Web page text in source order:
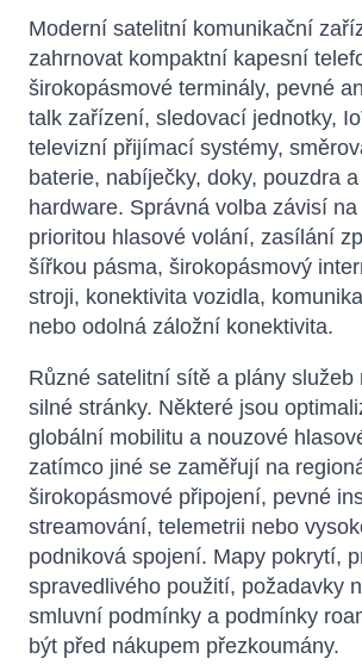
Moderní satelitní komunikační
zahrnovat kompaktní kapesní
širokopásmové terminály, pevné
talk zařízení, sledovací jednotky,
televizní přijímací systémy,
baterie, nabíječky, doky, pouzdra
hardware. Správná volba závisí
prioritou hlasové volání, zasílání
šířkou pásma, širokopásmový
stroji, konektivita vozidla,
nebo odolná záložní konektivita.
Různé satelitní sítě a plány služeb
silné stránky. Některé jsou
globální mobilitu a nouzové
zatímco jiné se zaměřují na
širokopásmové připojení, pevné
streamování, telemetrii nebo
podniková spojení. Mapy pokrytí,
spravedlivého použití, požadavky
smluvní podmínky a podmínky
být před nákupem přezkoumány.